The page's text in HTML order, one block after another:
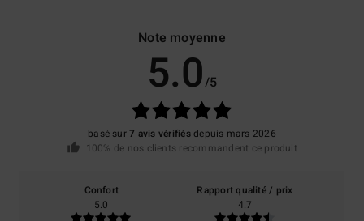
Note moyenne
5.0/5
basé sur7 avis vérifiésdepuis mars 2026
100% de nos clients recommandent ce produit
Confort
5.0
Rapport qualité / prix
4.7